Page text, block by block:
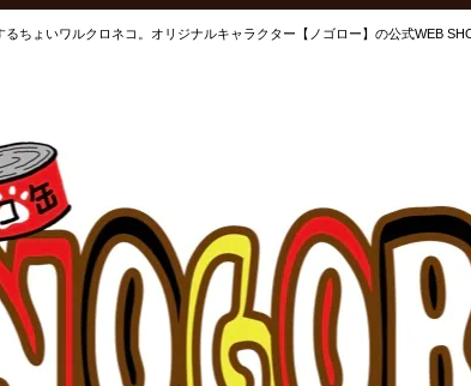
ちょいワルクロネコ。オリジナルキャラクター【ノゴロー】の公式WEB